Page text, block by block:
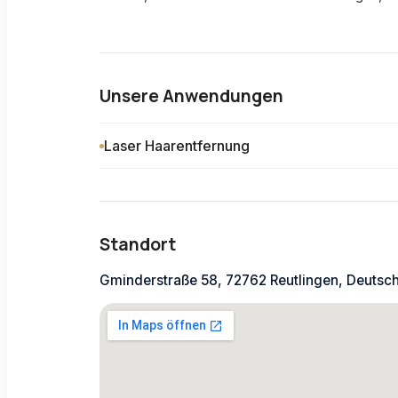
Unsere Anwendungen
Laser Haarentfernung
Standort
Gminderstraße 58, 72762 Reutlingen,